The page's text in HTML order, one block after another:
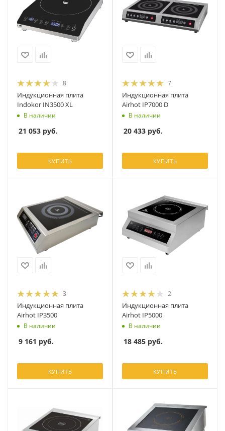
8
Индукционная плита
Indokor IN3500 XL
В наличии
21 053 руб.
КУПИТЬ
7
Индукционная плита
Airhot IP7000 D
В наличии
20 433 руб.
КУПИТЬ
3
Индукционная плита
Airhot IP3500
В наличии
9 161 руб.
КУПИТЬ
2
Индукционная плита
Airhot IP5000
В наличии
18 485 руб.
КУПИТЬ